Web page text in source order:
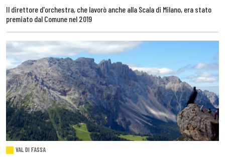
Il direttore d'orchestra, che lavorò anche alla Scala di Milano, era stato
premiato dal Comune nel 2019
VAL DI FASSA